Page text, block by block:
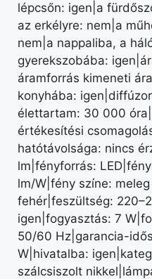
lépcsőn: igen|a
az erkélyre: nem|a
nem|a nappaliba, a
gyerekszobába:
áramforrás kimeneti
konyhába:
élettartam: 30 000
értékesítési
hatótávolsága: nincs
lm|fényforrás:
lm/W|fény színe:
fehér|feszültség:
igen|fogyasztás: 7
50/60 Hz|garancia-
W|hivatalba:
szálcsiszolt